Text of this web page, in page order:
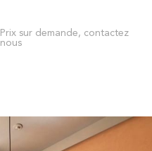
Prix sur demande, contactez
nous